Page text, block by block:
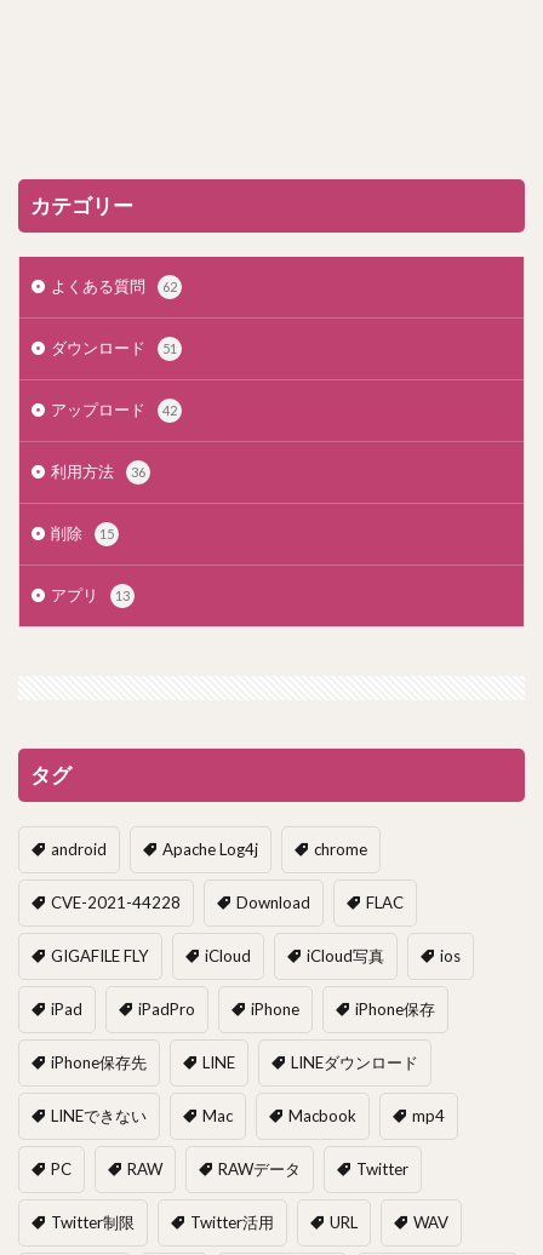
カテゴリー
よくある質問 62
ダウンロード 51
アップロード 42
利用方法 36
削除 15
アプリ 13
タグ
android Apache Log4j chrome
CVE-2021-44228 Download FLAC
GIGAFILE FLY iCloud iCloud写真 ios
iPad iPadPro iPhone iPhone保存
iPhone保存先 LINE LINEダウンロード
LINEできない Mac Macbook mp4
PC RAW RAWデータ Twitter
Twitter制限 Twitter活用 URL WAV